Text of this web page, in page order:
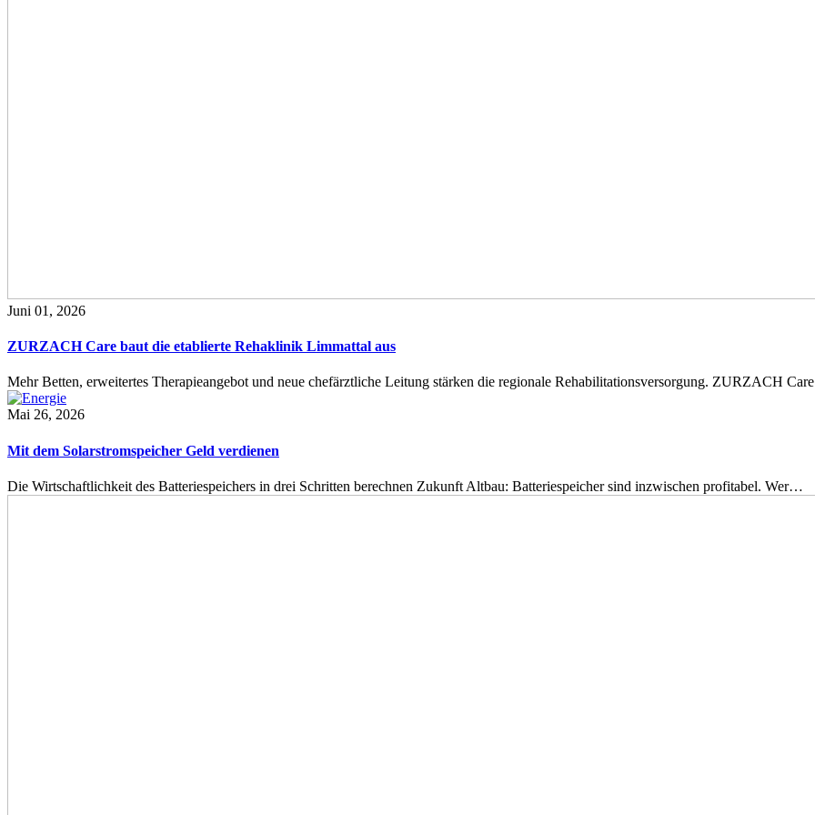
Juni 01, 2026
ZURZACH Care baut die etablierte Rehaklinik Limmattal aus
Mehr Betten, erweitertes Therapieangebot und neue chefärztliche Leitung stärken die regionale Rehabilitationsversorgung. ZURZACH
Mai 26, 2026
Mit dem Solarstromspeicher Geld verdienen
Die Wirtschaftlichkeit des Batteriespeichers in drei Schritten berechnen Zukunft Altbau: Batteriespeicher sind inzwischen profitabel. Wer…